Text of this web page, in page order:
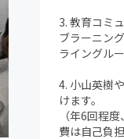
3. 教育コミ
ブラーニン
ライングル
4. 小山英樹
けます。
（年6回程
費は自己負